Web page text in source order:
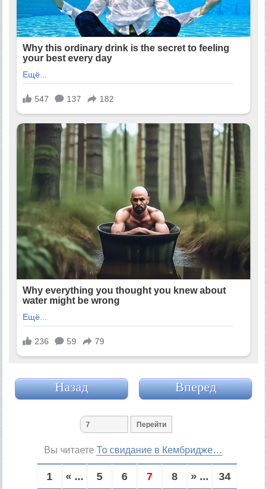
Назад Вперед
Вы читаетеТо свидание в Кембридже…
1 « ... 5 6 7 8 » ... 34